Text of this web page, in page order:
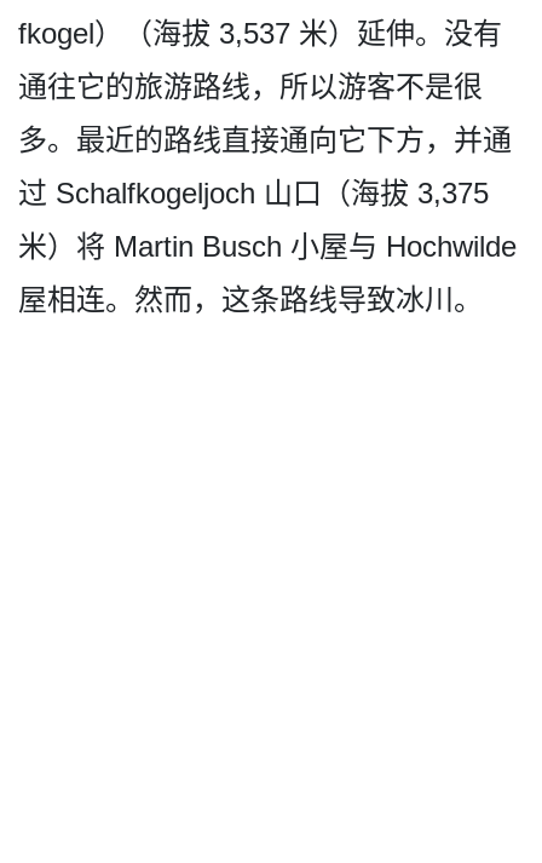
fkogel）（海拔 3,537 米）延伸。没有
通往它的旅游­路线，所以游客不是很
多。最近的路线直接通向它下方­，并通
过 Schalfkogeljoch 山口（海拔 3,375
米）将 Martin Busch 小屋与 Hochwilde
屋相连。然而，这条路线导致冰川。